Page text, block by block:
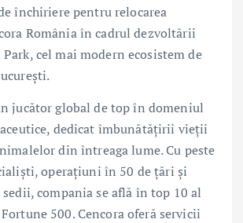
închiriere pentru relocarea
România în cadrul dezvoltării
cel mai modern ecosistem de
jucător global de top în domeniul
dedicat îmbunătățirii vieții
din întreaga lume. Cu peste
operațiuni în 50 de țări și
sedii, compania se află în top 10 al
500. Cencora oferă servicii